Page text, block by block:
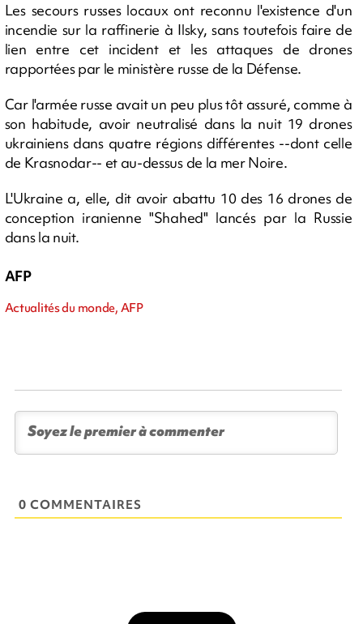
Les secours russes locaux ont reconnu l'existence d'un
incendie sur la raffinerie à Ilsky, sans toutefois faire de
lien entre cet incident et les attaques de drones
rapportées par le ministère russe de la Défense.
Car l'armée russe avait un peu plus tôt assuré, comme à
son habitude, avoir neutralisé dans la nuit 19 drones
ukrainiens dans quatre régions différentes --dont celle
de Krasnodar-- et au-dessus de la mer Noire.
L'Ukraine a, elle, dit avoir abattu 10 des 16 drones de
conception iranienne "Shahed" lancés par la Russie
dans la nuit.
AFP
Actualités du monde, AFP
0 COMMENTAIRES